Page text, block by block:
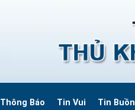
Thông Báo Tin Vui Tin Buồn